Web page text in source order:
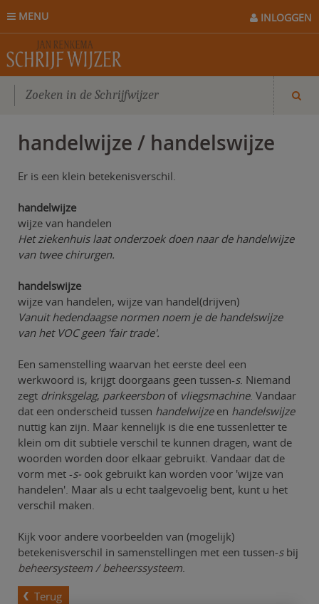
MENU INLOGGEN
handelwijze / handelswijze
Er is een klein betekenisverschil.
handelwijze
wijze van handelen
Het ziekenhuis laat onderzoek doen naar de handelwijze
van twee chirurgen.
handelswijze
wijze van handelen, wijze van handel(drijven)
Vanuit hedendaagse normen noem je de handelswijze
van het VOC geen 'fair trade'.
Een samenstelling waarvan het eerste deel een
werkwoord is, krijgt doorgaans geen tussen-s. Niemand
zegt drinksgelag, parkeersbonof vliegsmachine. Vandaar
dat een onderscheid tussen handelwijzeen handelswijze
nuttig kan zijn. Maar kennelijk is die ene tussenletter te
klein om dit subtiele verschil te kunnen dragen, want de
woorden worden door elkaar gebruikt. Vandaar dat de
vorm met -s- ook gebruikt kan worden voor 'wijze van
handelen'. Maar als u echt taalgevoelig bent, kunt u het
verschil maken.
Kijk voor andere voorbeelden van (mogelijk)
betekenisverschil in samenstellingen met een tussen-sbij
beheersysteem / beheerssysteem.
Terug